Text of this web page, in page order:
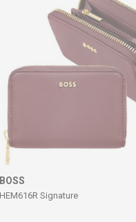
ИСПРАТИ
BOSS
HEM616R Signature